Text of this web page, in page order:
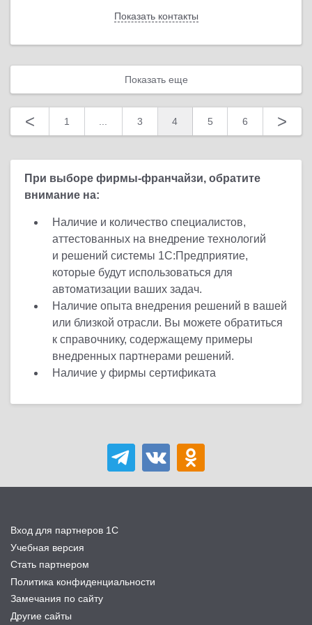
Показать контакты
Назад
Показать еще
< 1 3 4 5 6 >
При выборе фирмы-франчайзи, обратите
внимание на:
Наличие и количество специалистов,
аттестованных на внедрение технологий
и решений системы 1С:Предприятие,
которые будут использоваться для
автоматизации ваших задач.
Наличие опыта внедрения решений в вашей
или близкой отрасли. Вы можете обратиться
к справочнику, содержащему примеры
внедренных партнерами решений.
Наличие у фирмы сертификата
Вход для партнеров 1С
Учебная версия
Стать партнером
Политика конфиденциальности
Замечания по сайту
Другие сайты